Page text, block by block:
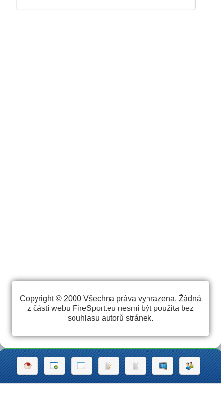
Copyright © 2000 Všechna práva vyhrazena. Žádná
z částí webu FireSport.eu nesmí být použita bez
souhlasu autorů stránek.